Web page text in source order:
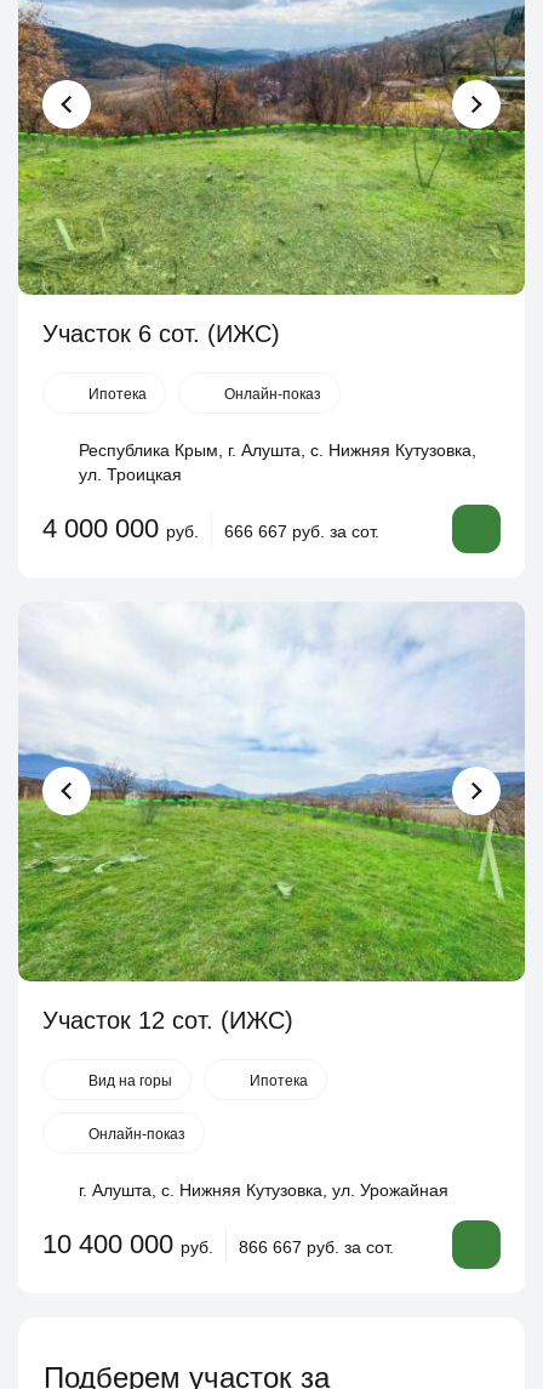
Участок 6 сот. (ИЖС)
Ипотека Онлайн-показ
Республика Крым, г. Алушта, с. Нижняя Кутузовка,
ул. Троицкая
4 000 000 руб. 666 667 руб. за сот.
Участок 12 сот. (ИЖС)
Вид на горы Ипотека
Онлайн-показ
г. Алушта, с. Нижняя Кутузовка, ул. Урожайная
10 400 000 руб. 866 667 руб. за сот.
Подберем участок за